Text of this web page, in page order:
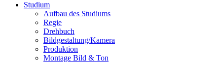
Stu­di­um
Auf­bau des Stu­di­ums
Regie
Dreh­buch
Bildgestaltung/​​Kamera
Pro­duk­ti­on
Mon­ta­ge Bild & Ton